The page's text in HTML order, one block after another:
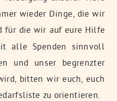
wieder Dinge, die wir
für die wir auf eure Hilfe
alle Spenden sinnvoll
und unser begrenzter
bitten wir euch, euch
zu orientieren.